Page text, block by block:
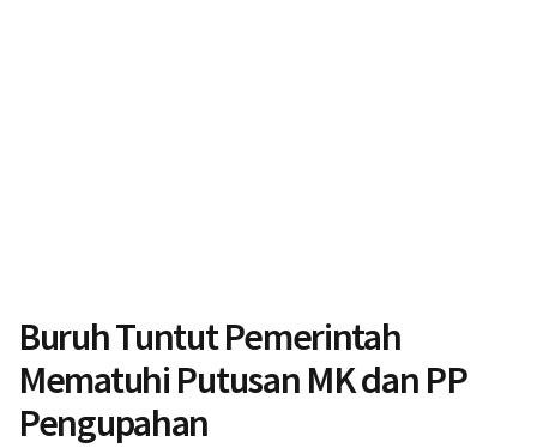
Buruh Tuntut Pemerintah
Mematuhi Putusan MK dan PP
Pengupahan